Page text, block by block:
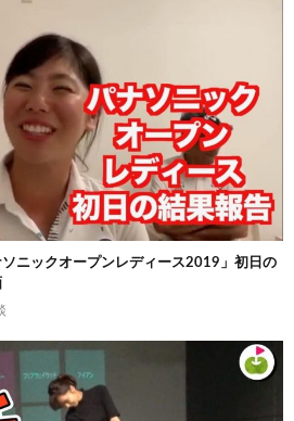
ニックオープンレディース2019」初日の